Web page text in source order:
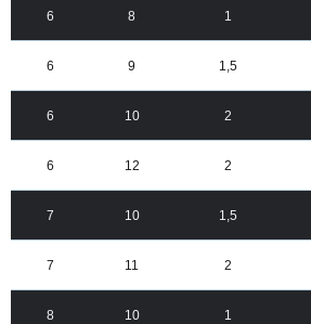
6 8 1
6 9 1,5
6 10 2
6 12 2
7 10 1,5
7 11 2
8 10 1